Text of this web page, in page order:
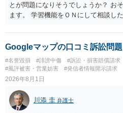
とが問題になりそうでしょうか？ お
ます。 学習機能をＯＮにして相談し
する可能性がありますが、個人名や
般論として抽象化されて回答に織り
せんので、その情報自体が、秘密情
誉棄損として、個人や会社に対する誹
当たるとも思われません。 もちろん
をせずに書き込んだことで（おそらく
も）、相談者さんが刑事民事の責任に
Googleマップの口コミ訴訟問
#名誉毀損 #誹謗中傷 #訴訟・損害賠償請求
#風評被害・営業妨害
#発信者情報開示請求
2026年8月1日
川添 圭 弁護士